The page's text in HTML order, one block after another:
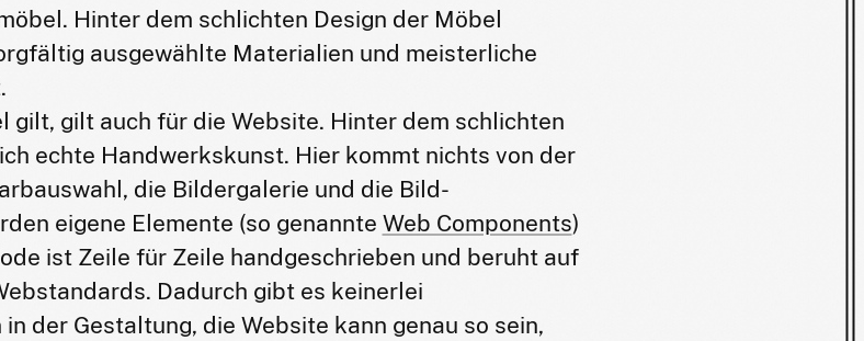
Hinter dem schlichten Design der Möbel
ausgewählte Materialien und meisterliche
gilt, gilt auch für die Website. Hinter dem schlichten
echte Handwerkskunst. Hier kommt nichts von der
die Bildergalerie und die Bild-
eigene Elemente (so genannte Web Components)
ist Zeile für Zeile handgeschrieben und beruht auf
Dadurch gibt es keinerlei
der Gestaltung, die Website kann genau so sein,